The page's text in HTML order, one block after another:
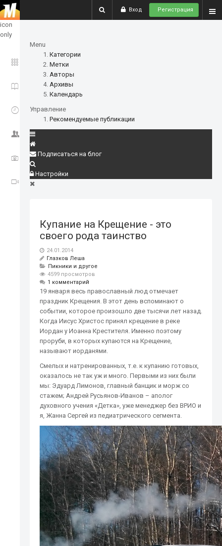
Вход Регистрация
show
icon
only
ГЛАВНОЕ
ИСТОРИИ
СОБЫТИЯ
СООБЩЕСТВО
ФОТО
ВИДЕО
Menu
Категории
Метки
Авторы
Архивы
Календарь
Управление
Рекомендуемые публикации
Подписаться на блог
Настройки
Купание на Крещение - это
своего рода таинство
24.01.2014
Глазков Леша
Пикники и другое
4599 просмотров
1 комментарий
19 января весь православный люд отмечает
праздник Крещения. В этот день вспоминают о
событии, которое произошло две тысячи лет назад.
Когда Иисус Христос принял крещение в реке
Иордан у Иоанна Крестителя. Именно поэтому
проруби, в которых купаются на Крещение,
называют иорданями.
Смелых и натренированных, т.е. к купанию готовых,
оказалось не так уж и много. Первыми из них были
мы: Эдуард Лимонов, главный банщик и морж со
стажем; Андрей Русьянов-Иванов – аполог
духовного учения «Детка», уже менеджер без ВРИО и
я, Жанна Сергей из педиатрического сегмента.